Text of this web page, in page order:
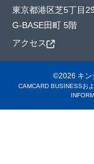
東京都港区芝5丁目
G-BASE田町 5階
アクセス
©2026 キン
CAMCARD BUSINESSお